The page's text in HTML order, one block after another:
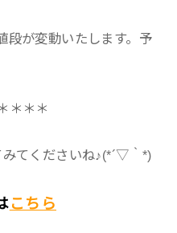
段が変動いたします。予
＊＊＊
てくださいね♪(*´▽｀*)
こちら